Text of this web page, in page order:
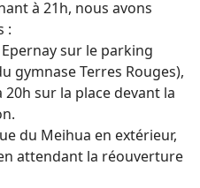
à 21h, nous avons
:
sur le parking
gymnase Terres Rouges),
sur la place devant la
du Meihua en extérieur,
attendant la réouverture